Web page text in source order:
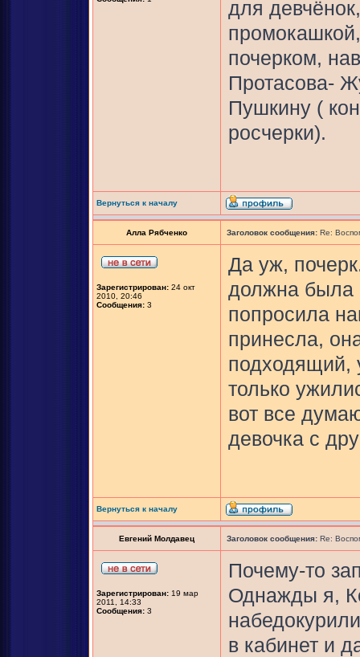
для
почерком,
Протасова-
Пушкину (
росчерки).
Вернуться к началу
Алла Рябченко Заголовок сообщения: Re:
Зарегистрирован: 24 окт
2010, 20:46
Сообщения: 3
Да уж,
должна была
попросила
принесла,
подходящий,
только
вот все
девочка с
Вернуться к началу
Евгений Молдавец Заголовок сообщения: Re:
Зарегистрирован: 19 мар
2011, 14:33
Сообщения: 3
Почему-то
Однажды я,
в кабинет и